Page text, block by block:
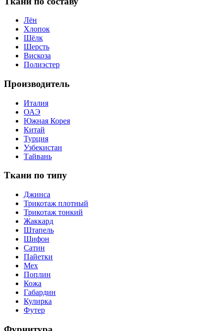
Лён
Хлопок
Шёлк
Шерсть
Вискоза
Полиэстер
Производитель
Италия
ОАЭ
Южная Корея
Китай
Турция
Узбекистан
Тайвань
Ткани по типу
Джинса
Трикотаж плотный
Трикотаж тонкий
Жаккард
Штапель
Шифон
Сатин
Пайетки
Мех
Поплин
Кожа
Габардин
Кулирка
Футер